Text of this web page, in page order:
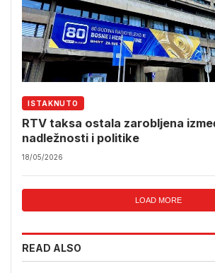
ISTAKNUTO
RTV taksa ostala zarobljena
nadležnosti i politike
18/05/2026
LOAD MORE
READ ALSO